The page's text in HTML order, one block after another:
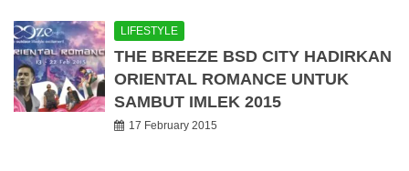
LIFESTYLE
THE BREEZE BSD CITY HADIRKAN
ORIENTAL ROMANCE UNTUK
SAMBUT IMLEK 2015
17 February 2015